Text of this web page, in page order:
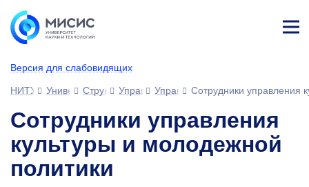
Версия для слабовидящих
ине
НИТУ МИСИСУниверситетСтруктура университета
УправленияУправление культуры и
Сотрудники управления
Сотрудники управления
культуры и молодежной
политики